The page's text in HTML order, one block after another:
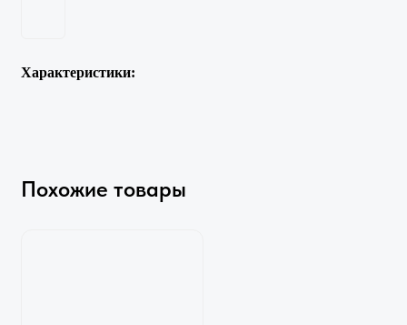
Характеристики:
Похожие товары